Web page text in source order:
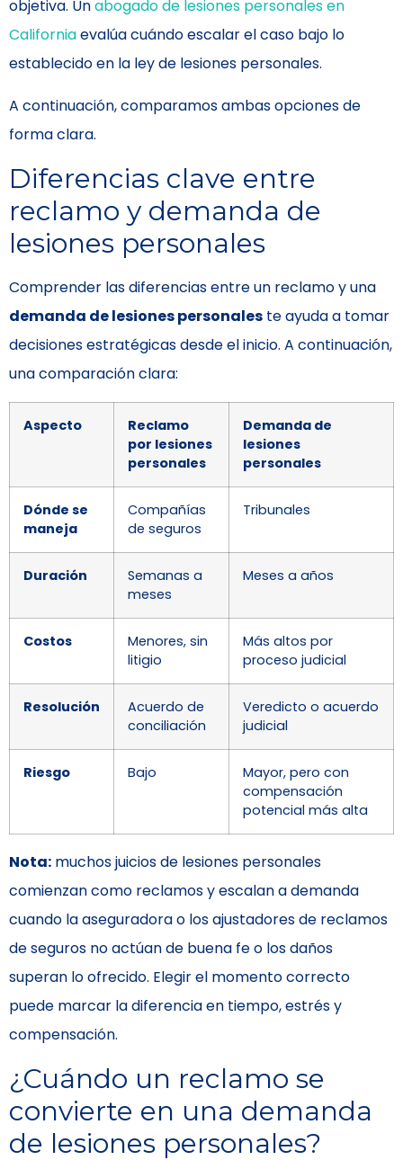
objetiva. Unabogado de lesiones personales en
Californiaevalúa cuándo escalar el caso bajo lo
establecido en la ley de lesiones personales.
A continuación, comparamos ambas opciones de
forma clara.
Diferencias clave entre
reclamo y demanda de
lesiones personales
Comprender las diferencias entre un reclamo y una
demanda de lesiones personales te ayuda a tomar
decisiones estratégicas desde el inicio. A continuación,
una comparación clara:
Aspecto
Reclamo
por lesiones
personales
Demanda de
lesiones
personales
Dónde se
maneja
Compañías
de seguros
Tribunales
Duración
Semanas a
meses
Meses a años
Costos
Menores, sin
litigio
Más altos por
proceso judicial
Resolución
Acuerdo de
conciliación
Veredicto o acuerdo
judicial
Riesgo Bajo
Mayor, pero con
compensación
potencial más alta
Nota: muchos juicios de lesiones personales
comienzan como reclamos y escalan a demanda
cuando la aseguradora o los ajustadores de reclamos
de seguros no actúan de buena fe o los daños
superan lo ofrecido. Elegir el momento correcto
puede marcar la diferencia en tiempo, estrés y
compensación.
¿Cuándo un reclamo se
convierte en una demanda
de lesiones personales?